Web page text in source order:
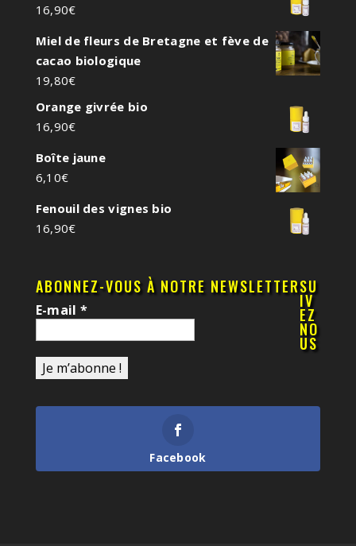
16,90€
Miel de fleurs de Bretagne et fève de
cacao biologique
19,80€
Orange givrée bio
16,90€
Boîte jaune
6,10€
Fenouil des vignes bio
16,90€
ABONNEZ-VOUS À NOTRE NEWSLETTER
E-mail *
SU
IV
EZ
NO
US
Facebook